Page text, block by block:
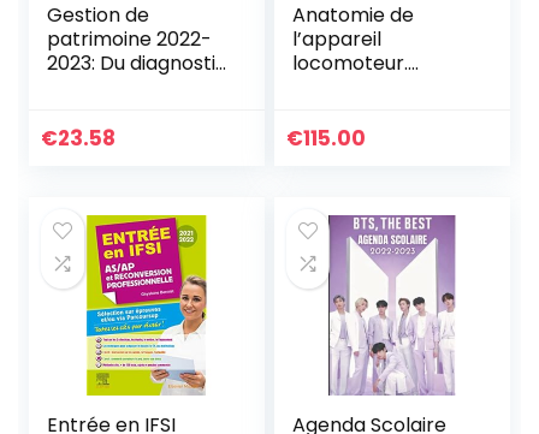
Gestion de
patrimoine 2022-
2023: Du diagnostic
juridiques, fiscales
€23.58
Anatomie de
l’appareil
locomoteur.
viscères. Pack des
€115.00
Entrée en IFSI
Agenda Scolaire